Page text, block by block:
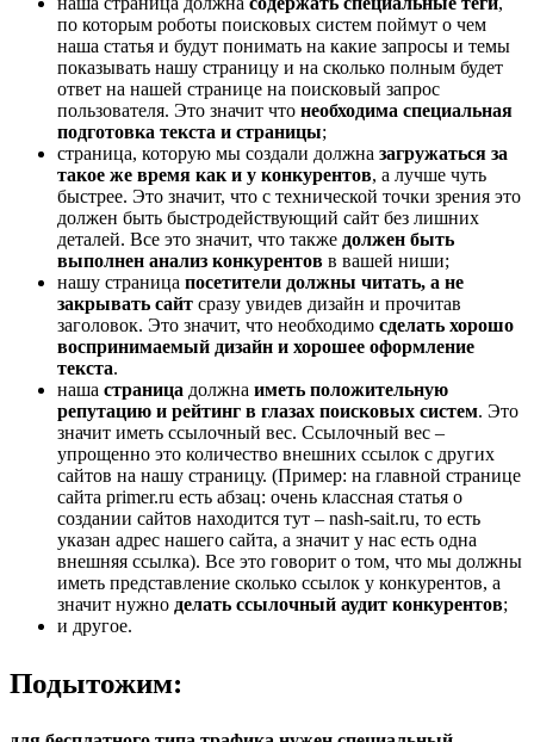
по которым роботы поисковых систем поймут о чем
наша статья и будут понимать на какие запросы и темы
показывать нашу страницу и на сколько полным будет
ответ на нашей странице на поисковый запрос
пользователя. Это значит что необходима специальная
подготовка текста и страницы;
страница, которую мы создали должна загружаться за
такое же время как и у конкурентов, а лучше чуть
быстрее. Это значит, что с технической точки зрения это
должен быть быстродействующий сайт без лишних
деталей. Все это значит, что также должен быть
выполнен анализ конкурентов в вашей ниши;
нашу страница посетители должны читать, а не
закрывать сайт сразу увидев дизайн и прочитав
заголовок. Это значит, что необходимо сделать хорошо
воспринимаемый дизайн и хорошее оформление
текста.
наша страница должна иметь положительную
репутацию и рейтинг в глазах поисковых систем. Это
значит иметь ссылочный вес. Ссылочный вес –
упрощенно это количество внешних ссылок с других
сайтов на нашу страницу. (Пример: на главной странице
сайта primer.ru есть абзац: очень классная статья о
создании сайтов находится тут – nash-sait.ru, то есть
указан адрес нашего сайта, а значит у нас есть одна
внешняя ссылка). Все это говорит о том, что мы должны
иметь представление сколько ссылок у конкурентов, а
значит нужно делать ссылочный аудит конкурентов;
и другое.
Подытожим: